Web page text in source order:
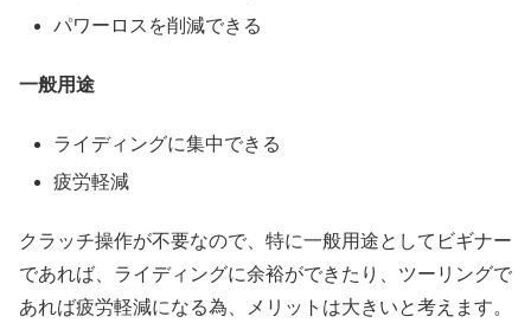
パワーロスを削減できる
一般用途
ライディングに集中できる
疲労軽減
クラッチ操作が不要なので、特に一般用途としてビギナー
であれば、ライディングに余裕ができたり、ツーリングで
あれば疲労軽減になる為、メリットは大きいと考えます。